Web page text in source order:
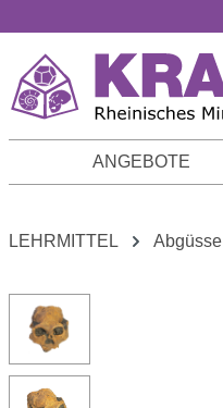
ANGEBOTE
LEHRMITTEL Abgüsse